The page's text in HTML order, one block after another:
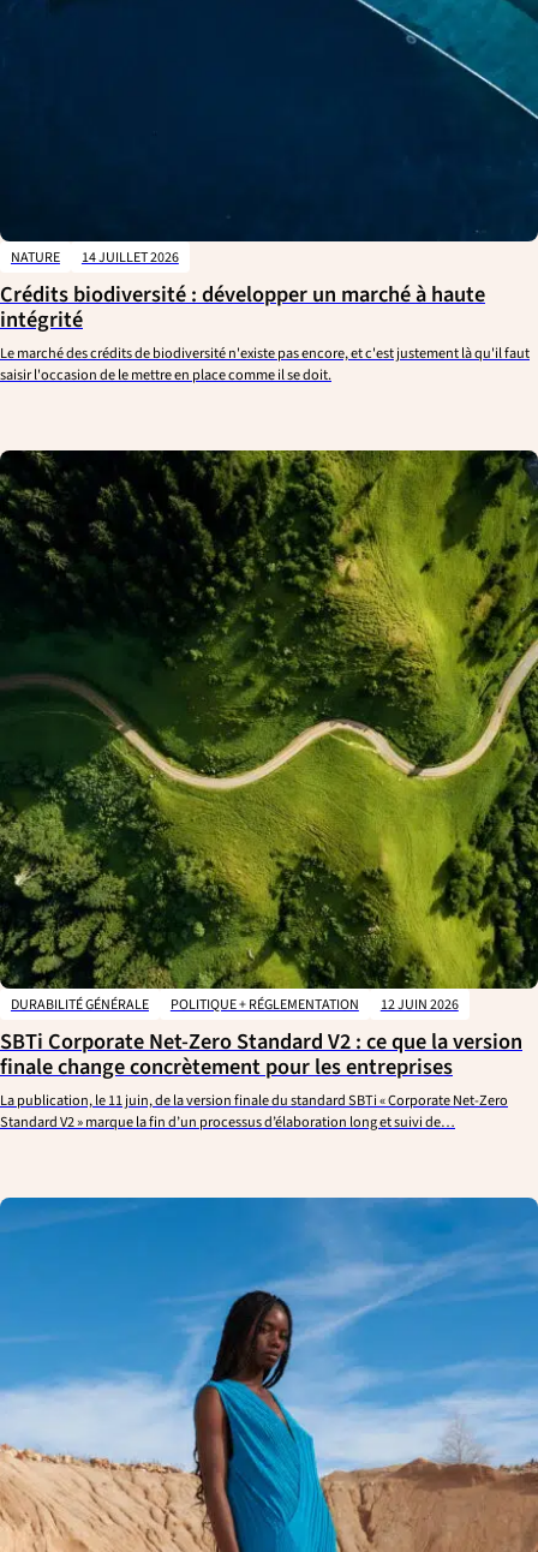
NATURE 14 JUILLET 2026
Crédits biodiversité : développer un marché à haute
intégrité
Le marché des crédits de biodiversité n'existe pas encore, et c'est justement là qu'il faut
saisir l'occasion de le mettre en place comme il se doit.
DURABILITÉ GÉNÉRALE POLITIQUE + RÉGLEMENTATION 12 JUIN 2026
SBTi Corporate Net-Zero Standard V2 : ce que la version
finale change concrètement pour les entreprises
La publication, le 11 juin, de la version finale du standard SBTi « Corporate Net-Zero
Standard V2 » marque la fin d’un processus d’élaboration long et suivi de…